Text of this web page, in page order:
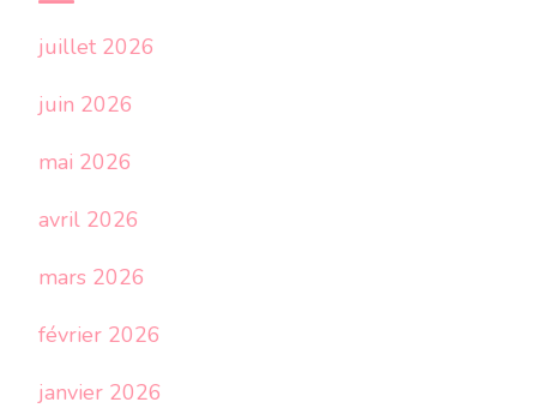
juillet 2026
juin 2026
mai 2026
avril 2026
mars 2026
février 2026
janvier 2026